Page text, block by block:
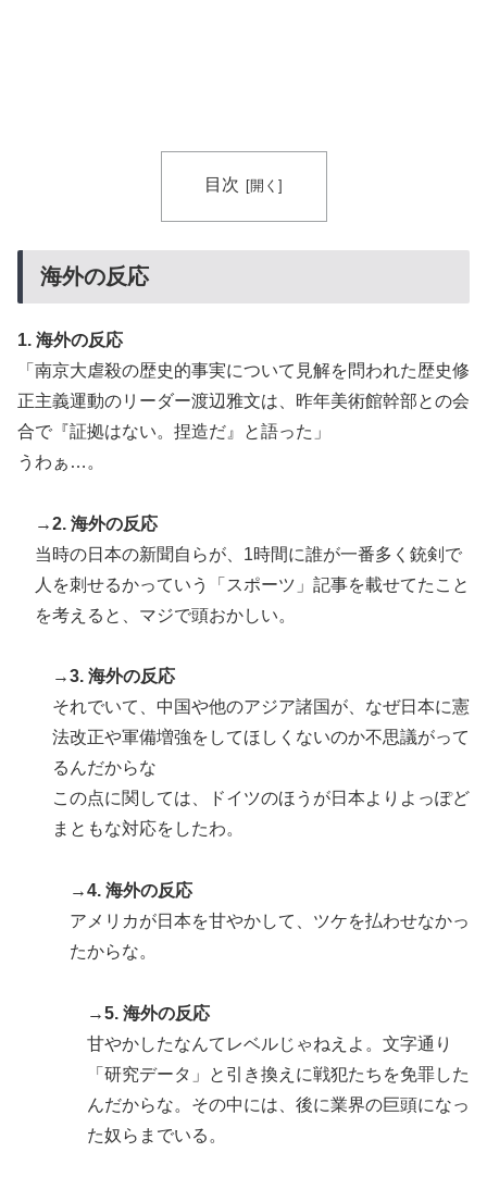
目次
海外の反応
1. 海外の反応
「南京大虐殺の歴史的事実について見解を問われた歴史修
正主義運動のリーダー渡辺雅文は、昨年美術館幹部との会
合で『証拠はない。捏造だ』と語った」
うわぁ…。
→2. 海外の反応
当時の日本の新聞自らが、1時間に誰が一番多く銃剣で
人を刺せるかっていう「スポーツ」記事を載せてたこと
を考えると、マジで頭おかしい。
→3. 海外の反応
それでいて、中国や他のアジア諸国が、なぜ日本に憲
法改正や軍備増強をしてほしくないのか不思議がって
るんだからな
この点に関しては、ドイツのほうが日本よりよっぽど
まともな対応をしたわ。
→4. 海外の反応
アメリカが日本を甘やかして、ツケを払わせなかっ
たからな。
→5. 海外の反応
甘やかしたなんてレベルじゃねえよ。文字通り
「研究データ」と引き換えに戦犯たちを免罪した
んだからな。その中には、後に業界の巨頭になっ
た奴らまでいる。